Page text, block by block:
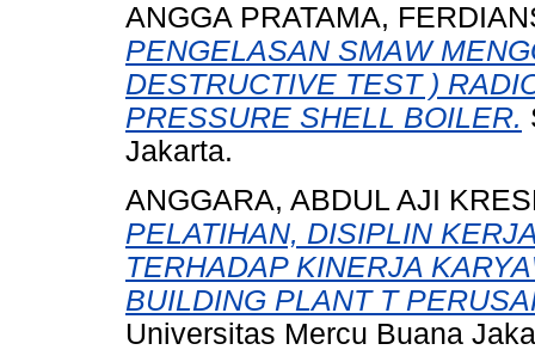
ANGGA PRATAMA,
PENGELASAN SMAW
DESTRUCTIVE TEST )
PRESSURE SHELL BOILER.
Jakarta.
ANGGARA, ABDUL AJI
PELATIHAN, DISIPLIN
TERHADAP KINERJA
BUILDING PLANT T
Universitas Mercu Buana